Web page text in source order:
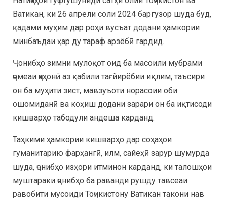
Ватикан, ки 26 апрели соли 2024 баргузор шуда буд,
қадами муҳим дар роҳи вусъат додани ҳамкории
минбаъдаи ҳар ду тараф арзёбӣ гардид.
Ҷонибҳо зимни мулоқот оид ба масоили мубрами
ҷомеаи ҷаҳонӣ аз қабили тағйирёбии иқлим, таъсири
он ба муҳити зист, мавзуъоти норасоии оби
ошомиданӣ ва коҳиш додани зарари он ба иқтисоди
кишварҳо табодули андеша карданд.
Таҳкими ҳамкории кишварҳо дар соҳаҳои
гуманитарию фарҳангӣ, илм, сайёҳӣ зарур шумурда
шуда, ҷонибҳо изҳори итминон карданд, ки талошҳои
муштараки ҷонибҳо ба раванди рушду тавсеаи
равобити мусоиди Тоҷикистону Ватикан такони нав